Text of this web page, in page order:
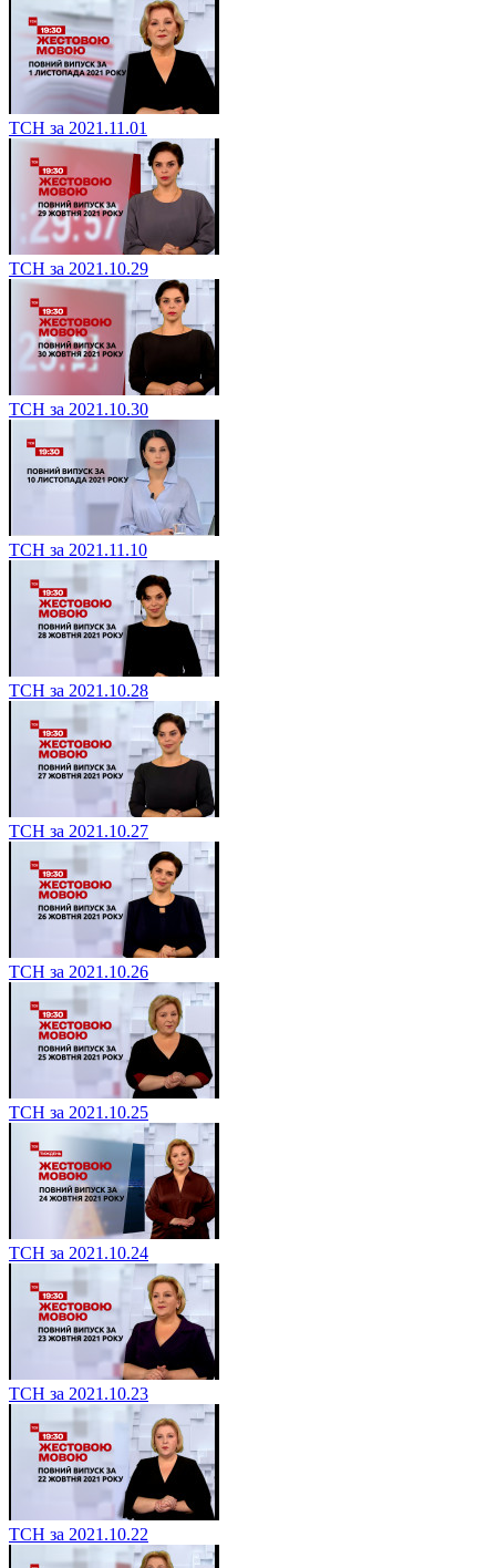
ТСН за 2021.11.01
ТСН за 2021.10.29
ТСН за 2021.10.30
ТСН за 2021.11.10
ТСН за 2021.10.28
ТСН за 2021.10.27
ТСН за 2021.10.26
ТСН за 2021.10.25
ТСН за 2021.10.24
ТСН за 2021.10.23
ТСН за 2021.10.22